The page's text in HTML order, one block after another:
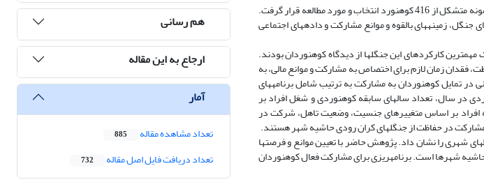
جامعه آماری تحقیق شامل کوهنوردان مسیرهای کوهنوردی شمال تهران بود. برای انجام پژوهش، یک نمونه متشکل از 416 کوهنورد انتخاب و مورد مطالعه قرار گرفت.
زمینه­های بالقوه و موانع مشارکت و داده­های اجتماعی
کارکردهای این جنگل­ها از دیدگاه کوهنوردان بودند.
فقدان زمان لازم برای اختصاص به مشارکت و موانع مالی، به
در تمایل کوهنوردان به مشارکت به ترتیب شامل برنامه­های
در سال، تعداد سال­های سابقه کوهنوردی و شغل افراد بر
افراد بر اساس متغییرهای جنسیت، وضعیت تاهل، شرکت در
مشارکت در حفاظت از جنگل­های کران رودی حاشیه شهر هستند.
شهری را نشان داد. پژوهش حاضر با تعیین موانع و فرصت­ها
شهرها است. برنامه­ریزی برای مشارکت فعال کوهنوردان
هم رسانی
ارجاع به این مقاله
آمار
تعداد مشاهده مقاله 885
تعداد دریافت فایل اصل مقاله 732